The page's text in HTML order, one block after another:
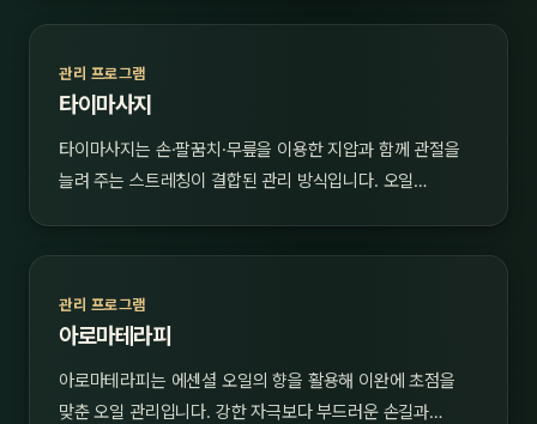
관리 프로그램
타이마사지
타이마사지는 손·팔꿈치·무릎을 이용한 지압과 함께 관절을
늘려 주는 스트레칭이 결합된 관리 방식입니다. 오일…
관리 프로그램
아로마테라피
아로마테라피는 에센셜 오일의 향을 활용해 이완에 초점을
맞춘 오일 관리입니다. 강한 자극보다 부드러운 손길과…